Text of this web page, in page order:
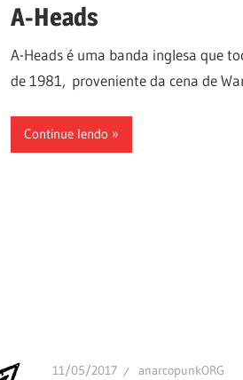
A-Heads
A-Heads é uma banda inglesa que
de 1981, proveniente da cena de
Continue lendo
11/05/2017 anarcopunkORG